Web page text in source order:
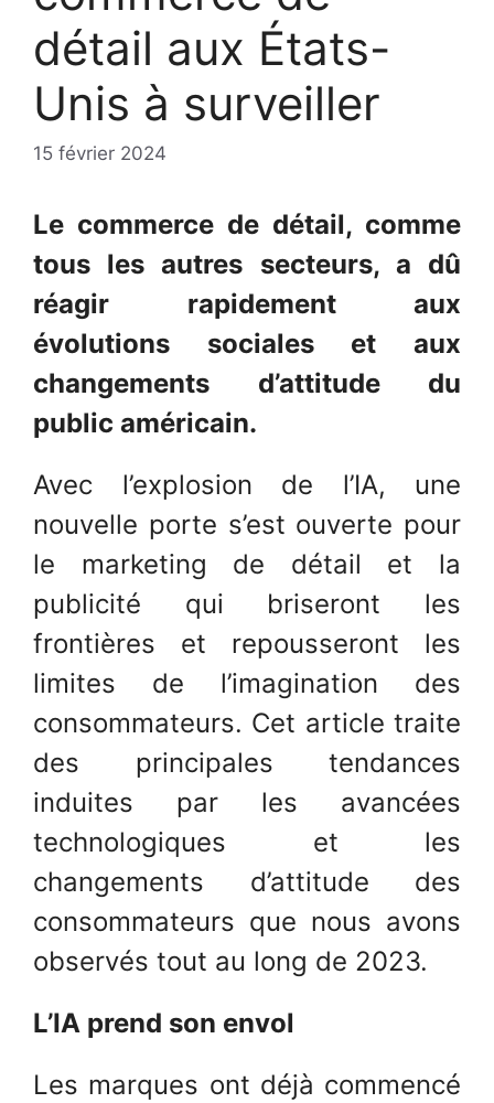
détail aux États-
Unis à surveiller
15 février 2024
Le commerce de détail, comme
tous les autres secteurs, a dû
réagir rapidement aux
évolutions sociales et aux
changements d’attitude du
public américain.
Avec l’explosion de l’IA, une
nouvelle porte s’est ouverte pour
le marketing de détail et la
publicité qui briseront les
frontières et repousseront les
limites de l’imagination des
consommateurs. Cet article traite
des principales tendances
induites par les avancées
technologiques et les
changements d’attitude des
consommateurs que nous avons
observés tout au long de 2023.
L’IA prend son envol
Les marques ont déjà commencé